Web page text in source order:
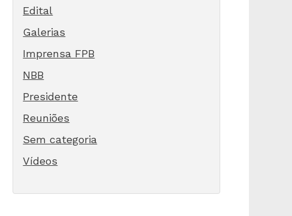
Edital
Galerias
Imprensa FPB
NBB
Presidente
Reuniões
Sem categoria
Vídeos